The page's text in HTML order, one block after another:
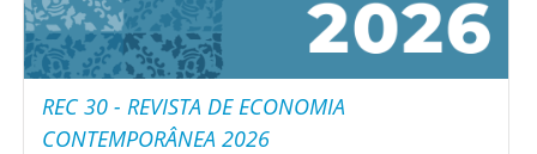
REC 30 - REVISTA DE ECONOMIA
CONTEMPORÂNEA 2026